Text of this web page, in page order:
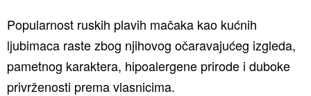
Popularnost ruskih plavih mačaka kao kućnih
ljubimaca raste zbog njihovog očaravajućeg izgleda,
pametnog karaktera, hipoalergene prirode i duboke
privrženosti prema vlasnicima.